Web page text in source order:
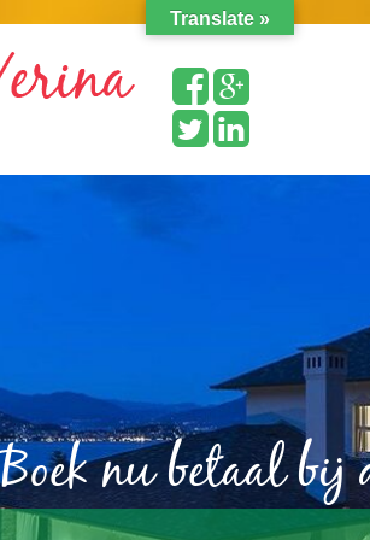
Boek nu betaal bij
Translate »